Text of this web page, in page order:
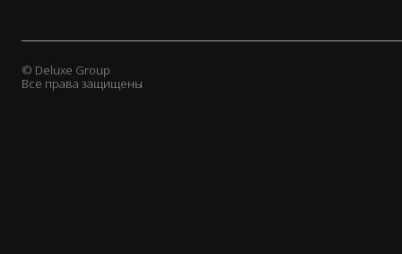
© Deluxe Group
Все права защищены